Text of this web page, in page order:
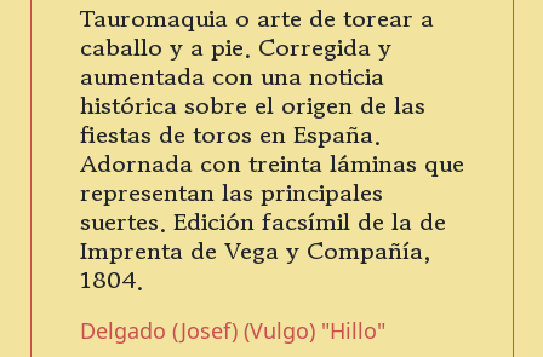
Tauromaquia o arte de torear a
caballo y a pie. Corregida y
aumentada con una noticia
histórica sobre el origen de las
fiestas de toros en España.
Adornada con treinta láminas que
representan las principales
suertes. Edición facsímil de la de
Imprenta de Vega y Compañía,
1804.
Delgado (Josef) (Vulgo) "Hillo"